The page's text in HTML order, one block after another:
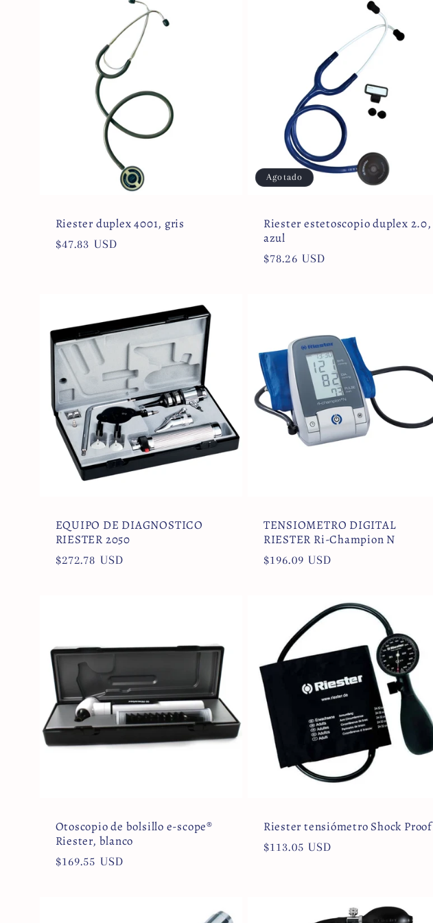
Riester duplex 4001, gris
Precio
$47.83 USD
Agotado
Riester estetoscopio duplex 2.0,
azul
Precio
$78.26 USD
EQUIPO DE DIAGNOSTICO
RIESTER 2050
Precio
$272.78 USD
TENSIOMETRO DIGITAL
RIESTER Ri-Champion N
Precio
$196.09 USD
Otoscopio de bolsillo e-scope®
Riester, blanco
Precio
$169.55 USD
Riester tensiómetro Shock Proof
Precio
$113.05 USD